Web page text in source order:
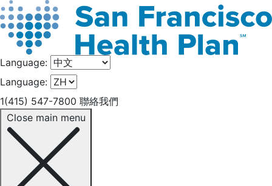
Language:
Language:
1(415) 547-7800 聯絡我們
Close main menu